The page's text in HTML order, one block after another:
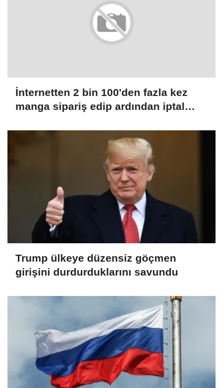
İnternetten 2 bin 100'den fazla kez
manga sipariş edip ardından iptal
Trump ülkeye düzensiz göçmen
girişini durdurduklarını savundu